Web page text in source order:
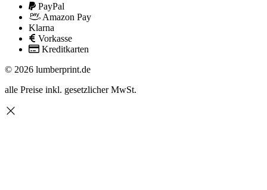
PayPal
Amazon Pay
Klarna
Vorkasse
Kreditkarten
© 2026 lumberprint.de
alle Preise inkl. gesetzlicher MwSt.